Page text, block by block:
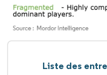
Liste des